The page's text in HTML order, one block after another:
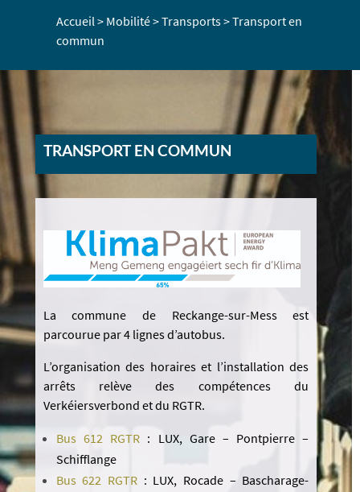
Accueil > Mobilité>Transports>Transport en
commun
TRANSPORT EN COMMUN
La commune de Reckange-sur-Mess est
parcourue par 4 lignes d’autobus.
L’organisation des horaires et l’installation des
arrêts relève des compétences du
Verkéiersverbond et du RGTR.
Bus 612 RGTR : LUX, Gare – Pontpierre –
Schifflange
Bus 622 RGTR : LUX, Rocade – Bascharage-